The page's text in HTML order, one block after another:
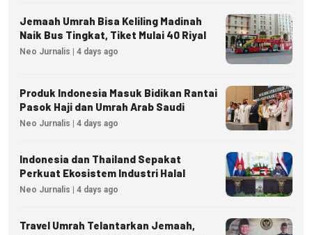
Jemaah Umrah Bisa Keliling Madinah
Naik Bus Tingkat, Tiket Mulai 40 Riyal
Neo Jurnalis | 4 days ago
Produk Indonesia Masuk Bidikan Rantai
Pasok Haji dan Umrah Arab Saudi
Neo Jurnalis | 4 days ago
Indonesia dan Thailand Sepakat
Perkuat Ekosistem Industri Halal
Neo Jurnalis | 4 days ago
Travel Umrah Telantarkan Jemaah,